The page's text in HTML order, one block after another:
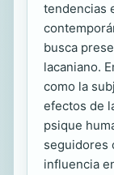
tendencias
busca
lacaniano.
como la
efectos de
psique
seguidores
influencia